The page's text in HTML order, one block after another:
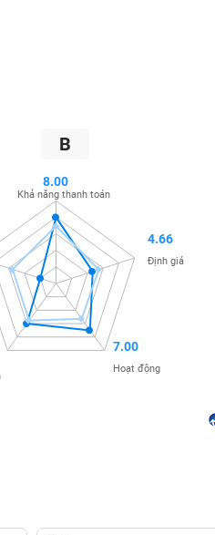
B
8.00
Khả năng thanh toán
4.66
Định giá
7.00
Hoạt động